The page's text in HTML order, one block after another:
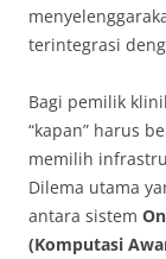
terintegrasi
Bagi pemilik
“kapan” harus
memilih
Dilema utama
antara sistem
(Komputasi